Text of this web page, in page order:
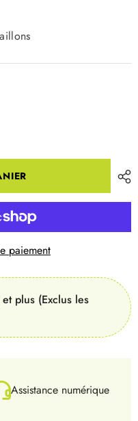
paiement
plus (Exclus les
Assistance numérique